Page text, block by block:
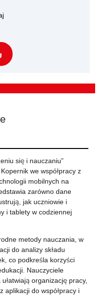
się i nauczaniu”
we współpracy z
mobilnych na
zarówno dane
jak uczniowie i
i tablety w codziennej
metody nauczania, w
do analizy składu
co podkreśla korzyści
Nauczyciele
organizację pracy,
aplikacji do współpracy i